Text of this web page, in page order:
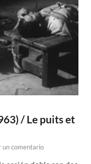
/ Le puits et
un comentario